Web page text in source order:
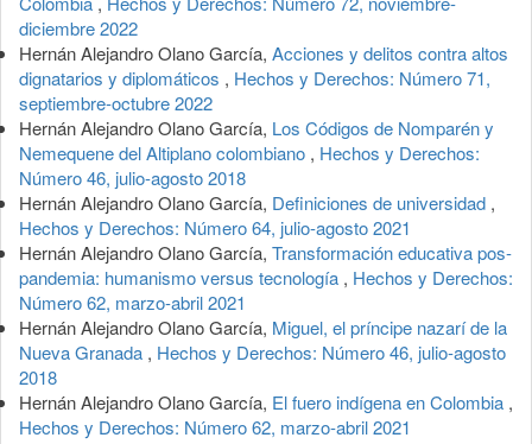
diciembre 2022
Hernán Alejandro Olano García, Acciones y delitos contra altos
dignatarios y diplomáticos , Hechos y Derechos: Número 71,
septiembre-octubre 2022
Hernán Alejandro Olano García, Los Códigos de Nomparén y
Nemequene del Altiplano colombiano , Hechos y Derechos:
Número 46, julio-agosto 2018
Hernán Alejandro Olano García, Definiciones de universidad ,
Hechos y Derechos: Número 64, julio-agosto 2021
Hernán Alejandro Olano García, Transformación educativa pos-
pandemia: humanismo versus tecnología , Hechos y Derechos:
Número 62, marzo-abril 2021
Hernán Alejandro Olano García, Miguel, el príncipe nazarí de la
Nueva Granada , Hechos y Derechos: Número 46, julio-agosto
2018
Hernán Alejandro Olano García, El fuero indígena en Colombia ,
Hechos y Derechos: Número 62, marzo-abril 2021